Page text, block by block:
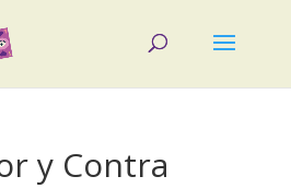
y Contra